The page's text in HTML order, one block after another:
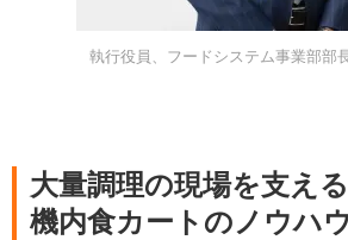
執行役員、フードシステム事業部部
大量調理の現場を支え
機内食カートのノウハ